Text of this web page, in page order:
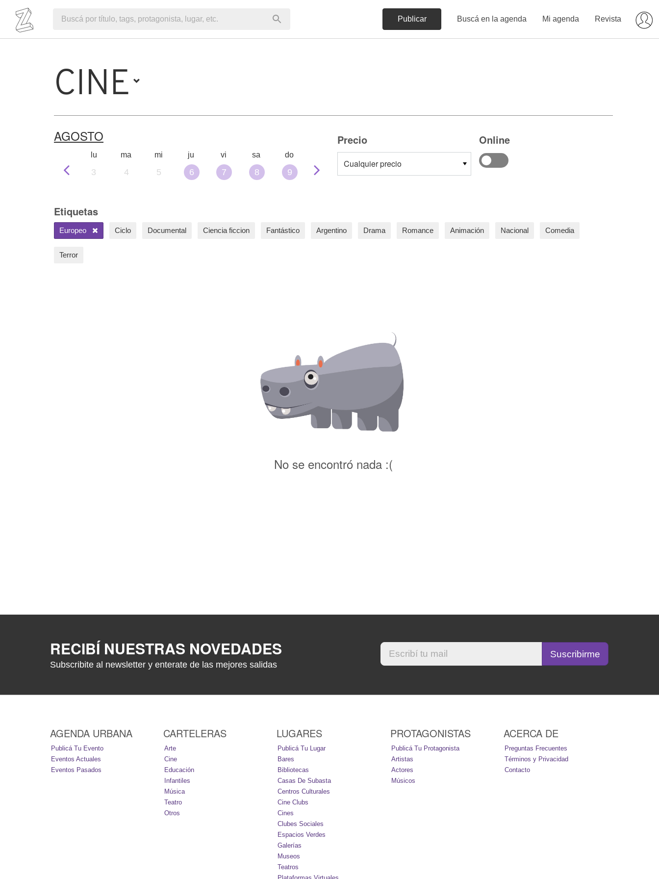
Publicar Buscá en la agenda Mi agenda Revista
CINE
AGOSTO
lu ma mi ju vi sa do
3 4 5 6 7 8 9 10
Precio Online
Etiquetas
Europeo Ciclo Documental Ciencia ficcion Fantástico Argentino Drama Romance Animación Nacional Comedia
Terror
No se encontró nada :(
RECIBÍ NUESTRAS NOVEDADES
Subscribite al newsletter y enterate de las mejores salidas
AGENDA URBANA
Publicá Tu Evento
Eventos Actuales
Eventos Pasados
CARTELERAS
Arte
Cine
Educación
Infantiles
Música
Teatro
Otros
LUGARES
Publicá Tu Lugar
Bares
Bibliotecas
Casas De Subasta
Centros Culturales
Cine Clubs
Cines
Clubes Sociales
Espacios Verdes
Galerías
Museos
Teatros
PROTAGONISTAS
Publicá Tu Protagonista
Artistas
Actores
Músicos
ACERCA DE
Preguntas Frecuentes
Términos y Privacidad
Contacto